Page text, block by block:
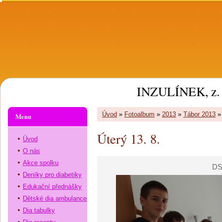
INZULÍNEK, z.
Úvod » Fotoalbum » 2013 » Tábor 2013
Úterý 13. 8.
Menu
Úvod
O nás
Akce spolku
Deníky pro diabetiky
Edukační přednášky
Dětské dia ambulance
Dia tabulky